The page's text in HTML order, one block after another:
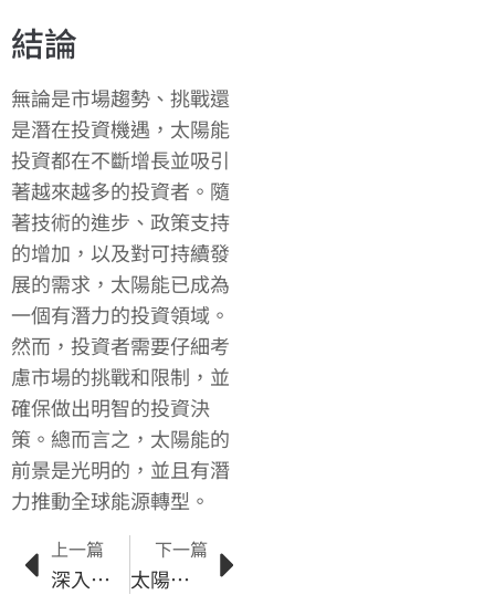
結論
無論是市場趨勢、挑戰還
是潛在投資機遇，太陽能
投資都在不斷增長並吸引
著越來越多的投資者。隨
著技術的進步、政策支持
的增加，以及對可持續發
展的需求，太陽能已成為
一個有潛力的投資領域。
然而，投資者需要仔細考
慮市場的挑戰和限制，並
確保做出明智的投資決
策。總而言之，太陽能的
前景是光明的，並且有潛
力推動全球能源轉型。
上一篇
深入探索太陽能市場的機會與挑戰
下一篇
太陽能電力系統的組件及工作原理